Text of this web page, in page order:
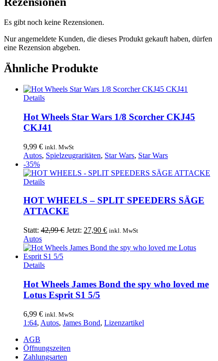
Es gibt noch keine Rezensionen.
Nur angemeldete Kunden, die dieses Produkt gekauft haben, dürfen
eine Rezension abgeben.
Ähnliche Produkte
Details
Hot Wheels Star Wars 1/8 Scorcher CKJ45
CKJ41
9,99 € inkl. MwSt
Autos, Spielzeugraritäten, Star Wars, Star Wars
-35%
Details
HOT WHEELS – SPLIT SPEEDERS SÄGE
ATTACKE
Statt: 42,99€ Ursprünglicher
war:
Jetzt: 27,90 €Aktueller
ist:
inkl. MwSt
Autos
Details
Hot Wheels James Bond the spy who loved me
Lotus Esprit S1 5/5
6,99 € inkl. MwSt
1:64, Autos, James Bond, Lizenzartikel
AGB
Öffnungszeiten
Zahlungsarten